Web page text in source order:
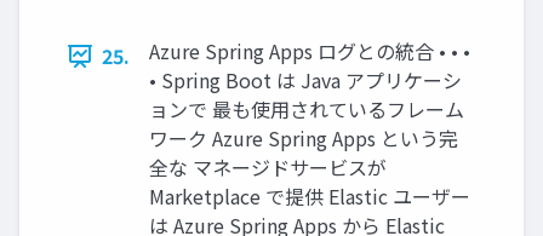
25.
Azure Spring Apps ログとの統合 • • •
• Spring Boot は Java アプリケーシ
ョンで 最も使⽤されているフレーム
ワーク Azure Spring Apps という完
全な マネージドサービスが
Marketplace で提供 Elastic ユーザー
は Azure Spring Apps から Elastic